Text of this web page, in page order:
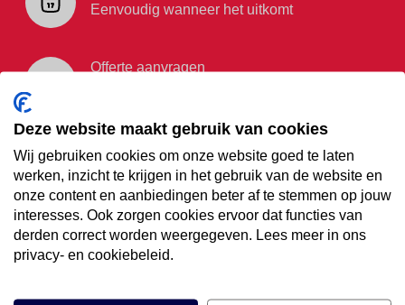
Eenvoudig wanneer het uitkomt
Offerte aanvragen
€35,- korting op je
volgende vakantie
Meld je aan voor onze nieuwsbrief
Deze website maakt gebruik van cookies
Wij gebruiken cookies om onze website goed te laten
werken, inzicht te krijgen in het gebruik van de website en
onze content en aanbiedingen beter af te stemmen op jouw
interesses. Ook zorgen cookies ervoor dat functies van
derden correct worden weergegeven. Lees meer in ons
privacy- en cookiebeleid.